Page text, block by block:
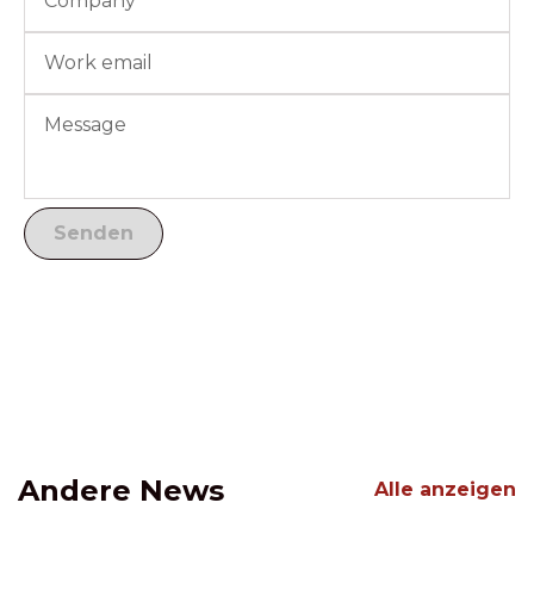
Andere News Alle anzeigen